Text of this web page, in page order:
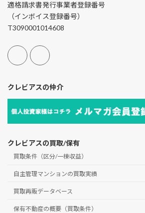
適格請求書発行事業者登録番号
（インボイス登録番号）
T3090001014608
クレビアスの仲介
クレビアスの買取/保有
買取条件（区分/一棟収益）
自主管理マンションの買取実績
買取再販データベース
保有不動産の概要（買取条件）